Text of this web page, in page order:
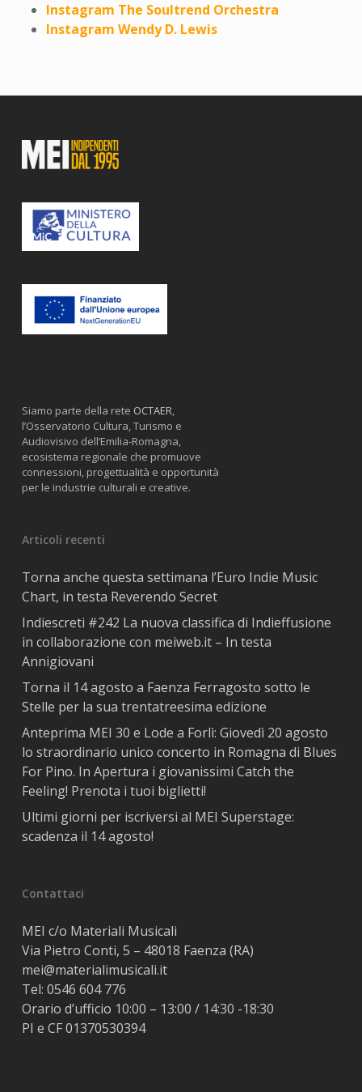
Instagram The Soultrend Orchestra
Instagram Wendy D. Lewis
Siamo parte della rete OCTAER,
l’Osservatorio Cultura, Turismo e
Audiovisivo dell’Emilia-Romagna,
ecosistema regionale che promuove
connessioni, progettualità e opportunità
per le industrie culturali e creative.
Articoli recenti
Torna anche questa settimana l’Euro Indie Music
Chart, in testa Reverendo Secret
Indiescreti #242 La nuova classifica di Indieffusione
in collaborazione con meiweb.it – In testa
Annigiovani
Torna il 14 agosto a Faenza Ferragosto sotto le
Stelle per la sua trentatreesima edizione
Anteprima MEI 30 e Lode a Forlì: Giovedì 20 agosto
lo straordinario unico concerto in Romagna di Blues
For Pino. In Apertura i giovanissimi Catch the
Feeling! Prenota i tuoi biglietti!
Ultimi giorni per iscriversi al MEI Superstage:
scadenza il 14 agosto!
Contattaci
MEI c/o Materiali Musicali
Via Pietro Conti, 5 – 48018 Faenza (RA)
mei@materialimusicali.it
Tel: 0546 604 776
Orario d’ufficio 10:00 – 13:00 / 14:30 -18:30
PI e CF 01370530394